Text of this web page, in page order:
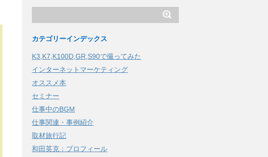
カテゴリーインデックス
K3,K7,K100D,GR,S90で撮ってみた
インターネットマーケティング
オススメ本
セミナー
仕事中のBGM
仕事関連・事例紹介
取材旅行記
和田英克：プロフィール